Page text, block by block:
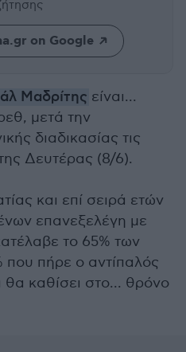
on Google
Μαδρίτης είναι...
μετά την
διαδικασίας τις
Δευτέρας (8/6).
και επί σειρά ετών
επανεξελέγη με
το 65% των
που πήρε ο αντίπαλός
θα καθίσει στο... θρόνο